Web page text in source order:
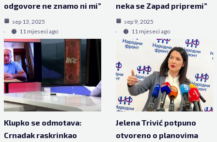
odgovore ne znamo ni mi”
sep 13, 2025
11 mjeseci ago
neka se Zapad pripremi”
sep 9, 2025
11 mjeseci ago
Klupko se odmotava:
Crnadak raskrinkao
Jelena Trivić potpuno
otvoreno o planovima